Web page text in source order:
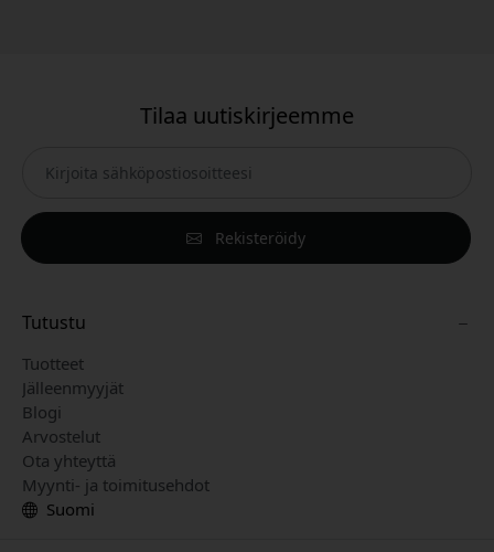
Tilaa uutiskirjeemme
Rekisteröidy
Tutustu
Tuotteet
Jälleenmyyjät
Blogi
Arvostelut
Ota yhteyttä
Myynti- ja toimitusehdot
Suomi